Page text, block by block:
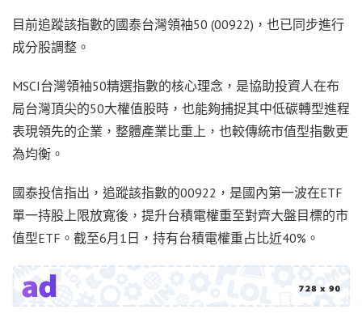
目前追蹤該指數的國泰台灣領袖50 (00922)，也已同步進行
成分股調整。
MSCI台灣領袖50精選指數的核心理念，是協助投資人在布
局台灣頂尖的50大權值股時，也能夠捕捉其中低碳轉型進程
表現領先的企業，整體產業比重上，也較傳統市值型指數更
為均衡。
國泰投信指出，追蹤該指數的00922，是國內第一波在ETF
單一持股上限放寬後，提升台積電權重至對齊大盤目標的市
值型ETF。截至6月1日，持有台積電權重占比近40%。